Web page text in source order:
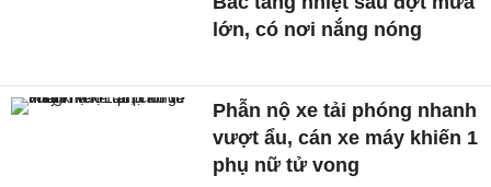
lớn, có nơi nắng nóng
Phẫn nộ xe tải phóng nhanh
vượt ẩu, cán xe máy khiến 1
phụ nữ tử vong